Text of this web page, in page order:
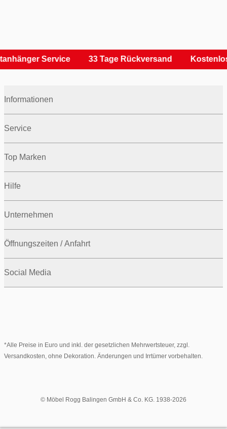
Service 33 Tage Rückversand
Informationen
Service
Top Marken
Hilfe
Unternehmen
Öffnungszeiten / Anfahrt
Social Media
*Alle Preise in Euro und inkl. der gesetzlichen Mehrwertsteuer, zzgl.
Versandkosten, ohne Dekoration. Änderungen und Irrtümer vorbehalten.
© Möbel Rogg Balingen GmbH & Co. KG. 1938-2026